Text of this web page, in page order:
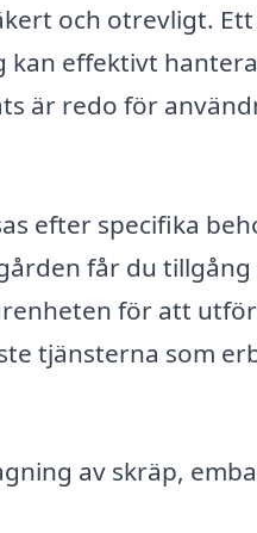
och otrevligt. Ett
kan effektivt hantera
är redo för
efter specifika
får du
för att
tjänsterna som
av skräp,